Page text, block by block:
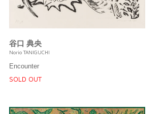
谷口 典央
Norio TANIGUCHI
Encounter
SOLD OUT